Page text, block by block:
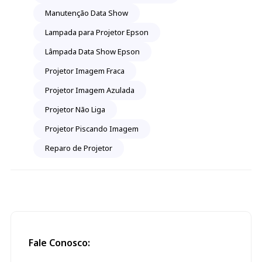
Manutenção Data Show
Lampada para Projetor Epson
Lâmpada Data Show Epson
Projetor Imagem Fraca
Projetor Imagem Azulada
Projetor Não Liga
Projetor Piscando Imagem
Reparo de Projetor
Fale Conosco: